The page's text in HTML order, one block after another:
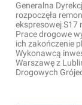
Generalna
rozpoczęła
ekspresowej S17
Prace drogowe
ich zakończenie
Wykonawcą
Warszawę z
Drogowych